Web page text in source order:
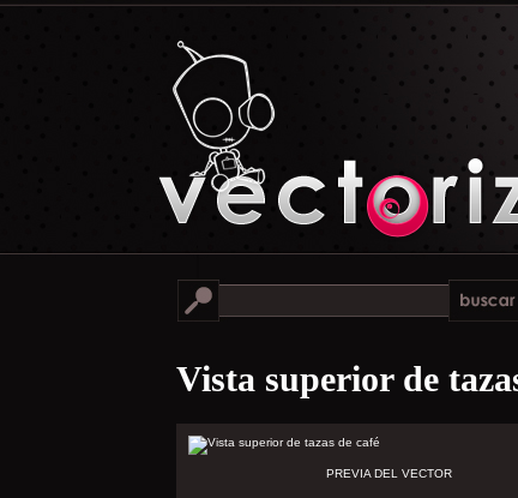
Vista superior de
PREVIA DEL VECTOR